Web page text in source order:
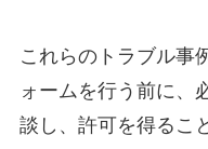
これらのトラブル事
ォームを行う前に、
談し、許可を得るこ